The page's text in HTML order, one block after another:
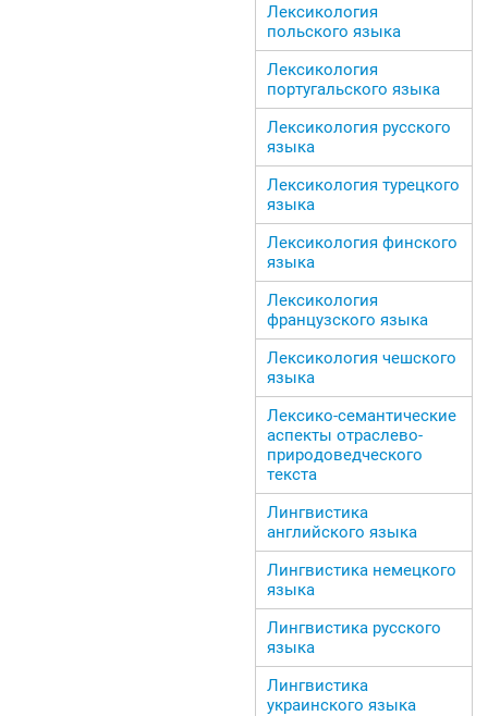
Лексикология
польского языка
Лексикология
португальского языка
Лексикология русского
языка
Лексикология турецкого
языка
Лексикология финского
языка
Лексикология
французского языка
Лексикология чешского
языка
Лексико-семантические
аспекты отраслево-
природоведческого
текста
Лингвистика
английского языка
Лингвистика немецкого
языка
Лингвистика русского
языка
Лингвистика
украинского языка